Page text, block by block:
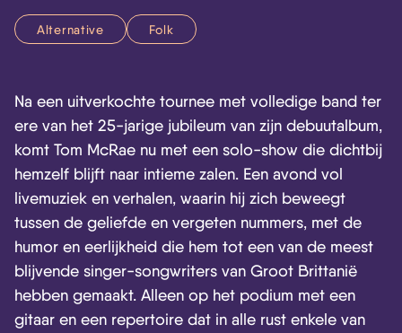
Alternative Folk
Na een uitverkochte tournee met volledige band ter
ere van het 25-jarige jubileum van zijn debuutalbum,
komt Tom McRae nu met een solo-show die dichtbij
hemzelf blijft naar intieme zalen. Een avond vol
livemuziek en verhalen, waarin hij zich beweegt
tussen de geliefde en vergeten nummers, met de
humor en eerlijkheid die hem tot een van de meest
blijvende singer-songwriters van Groot Brittanië
hebben gemaakt. Alleen op het podium met een
gitaar en een repertoire dat in alle rust enkele van